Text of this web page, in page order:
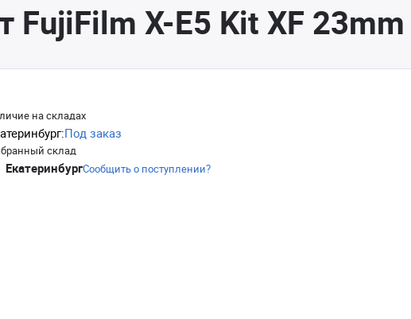
X-E5 Kit XF
на складах
Под заказ
склад
ЕкатеринбургСообщить о поступлении?